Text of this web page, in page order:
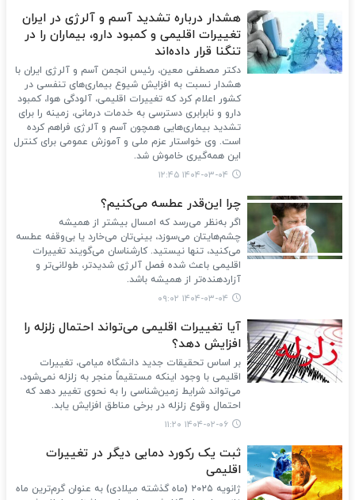
هشدار درباره تشدید آسم و آلرژی در ایران
تغییرات اقلیمی و کمبود دارو، بیماران را در
تنگنا قرار داده‌اند
دکتر مصطفی معین، رئیس انجمن آسم و آلرژی ایران با
هشدار نسبت به افزایش شیوع بیماری‌های تنفسی در
کشور اعلام کرد که تغییرات اقلیمی، آلودگی هوا، کمبود
دارو و نابرابری دسترسی به خدمات درمانی، زمینه را برای
تشدید بیماری‌هایی همچون آسم و آلرژی فراهم کرده
است. وی خواستار عزم ملی و آموزش عمومی برای کنترل
این همه‌گیری خاموش شد.
۱۴۰۴-۰۳-۰۴ ۱۲:۴۵
چرا این‌قدر عطسه می‌کنیم؟
اگر به‌نظر می‌رسد که امسال بیشتر از همیشه
چشم‌هایتان می‌سوزد، بینی‌تان می‌خارد یا بی‌وقفه عطسه
می‌کنید، تنها نیستید. کارشناسان می‌گویند تغییرات
اقلیمی باعث شده فصل آلرژی شدیدتر، طولانی‌تر و
آزاردهنده‌تر از همیشه باشد.
۱۴۰۴-۰۳-۰۴ ۰۹:۰۲
آیا تغییرات اقلیمی می‌تواند احتمال زلزله را
افزایش دهد؟
بر اساس تحقیقات جدید دانشگاه میامی، تغییرات
اقلیمی با وجود اینکه مستقیماً منجر به زلزله نمی‌شود،
می‌تواند شرایط زمین‌شناسی را به نحوی تغییر دهد که
احتمال وقوع زلزله در برخی مناطق افزایش یابد.
۱۴۰۴-۰۲-۰۶ ۱۱:۲۰
ثبت یک رکورد دمایی دیگر در تغییرات
اقلیمی
ژانویه ۲۰۲۵ (ماه گذشته میلادی) به عنوان گرم‌ترین ماه